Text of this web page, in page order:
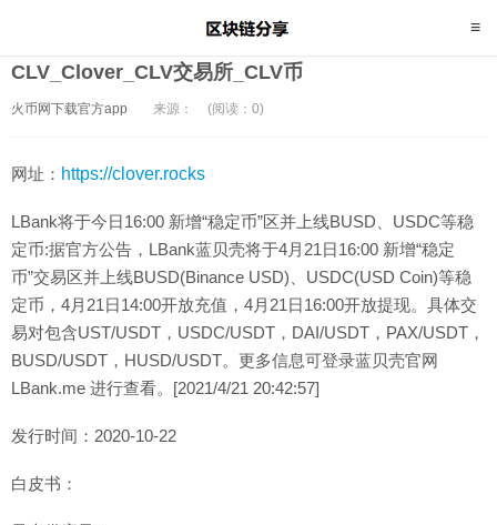
CLV_Clover_CLV交易所_CLV币
火币网下载官方app 来源： (阅读：0)
网址： https://clover.rocks
LBank将于今日16:00 新增“稳定币”区并上线BUSD、USDC等稳
定币:据官方公告，LBank蓝贝壳将于4月21日16:00 新增“稳定
币”交易区并上线BUSD(Binance USD)、USDC(USD Coin)等稳
定币，4月21日14:00开放充值，4月21日16:00开放提现。具体交
易对包含UST/USDT，USDC/USDT，DAI/USDT，PAX/USDT，
BUSD/USDT，HUSD/USDT。更多信息可登录蓝贝壳官网
LBank.me 进行查看。[2021/4/21 20:42:57]
发行时间：2020-10-22
白皮书：